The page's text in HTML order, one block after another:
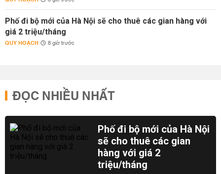
Phố đi bộ mới của Hà Nội sẽ cho thuê các gian hàng với
giá 2 triệu/tháng
QUY HOẠCH 8 giờ trước
ĐỌC NHIỀU NHẤT
Phố đi bộ mới của Hà Nội
sẽ cho thuê các gian
hàng với giá 2
triệu/tháng